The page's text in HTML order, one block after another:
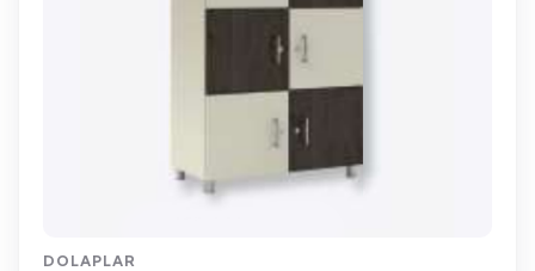
WhatsApp Sipariş
DOLAPLAR